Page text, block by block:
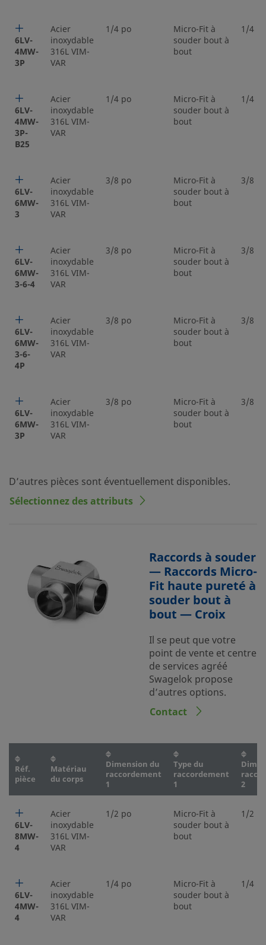
6LV-
4MW-
3P
Acier
inoxydable
316L VIM-
VAR
1/4 po
Micro-Fit à
souder bout à
bout
1/4 po
6LV-
4MW-
3P-
B25
Acier
inoxydable
316L VIM-
VAR
1/4 po
Micro-Fit à
souder bout à
bout
1/4 po
6LV-
6MW-
3
Acier
inoxydable
316L VIM-
VAR
3/8 po
Micro-Fit à
souder bout à
bout
3/8 po
6LV-
6MW-
3-6-4
Acier
inoxydable
316L VIM-
VAR
3/8 po
Micro-Fit à
souder bout à
bout
3/8 po
6LV-
6MW-
3-6-
4P
Acier
inoxydable
316L VIM-
VAR
3/8 po
Micro-Fit à
souder bout à
bout
3/8 po
6LV-
6MW-
3P
Acier
inoxydable
316L VIM-
VAR
3/8 po
Micro-Fit à
souder bout à
bout
3/8 po
D’autres pièces sont éventuellement disponibles.
Sélectionnez des attributs
Raccords à souder
— Raccords Micro-
Fit haute pureté à
souder bout à
bout — Croix
Il se peut que votre
point de vente et centre
de services agréé
Swagelok propose
d’autres options.
Contact
Réf.
pièce
Matériau
du corps
Dimension du
raccordement
1
Type du
raccordement
1
2
6LV-
8MW-
4
Acier
inoxydable
316L VIM-
VAR
1/2 po
Micro-Fit à
souder bout à
bout
1/2 po
6LV-
4MW-
4
Acier
inoxydable
316L VIM-
VAR
1/4 po
Micro-Fit à
souder bout à
bout
1/4 po